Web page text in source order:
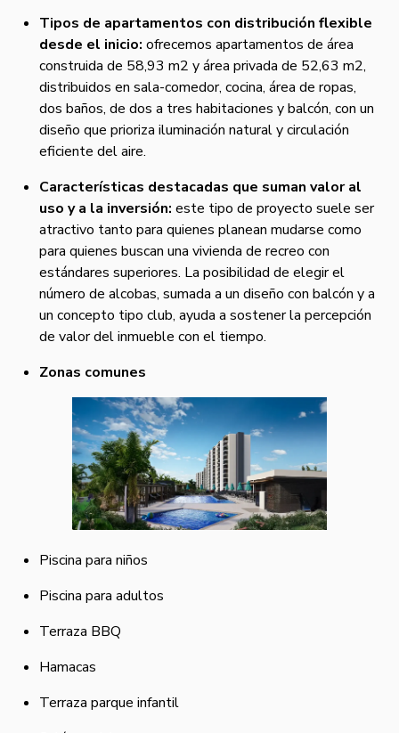
Tipos de apartamentos con distribución flexible
desde el inicio: ofrecemos apartamentos de área
construida de 58,93 m2 y área privada de 52,63 m2,
distribuidos en sala-comedor, cocina, área de ropas,
dos baños, de dos a tres habitaciones y balcón, con un
diseño que prioriza iluminación natural y circulación
eficiente del aire.
Características destacadas que suman valor al
uso y a la inversión: este tipo de proyecto suele ser
atractivo tanto para quienes planean mudarse como
para quienes buscan una vivienda de recreo con
estándares superiores. La posibilidad de elegir el
número de alcobas, sumada a un diseño con balcón y a
un concepto tipo club, ayuda a sostener la percepción
de valor del inmueble con el tiempo.
Zonas comunes
Piscina para niños
Piscina para adultos
Terraza BBQ
Hamacas
Terraza parque infantil